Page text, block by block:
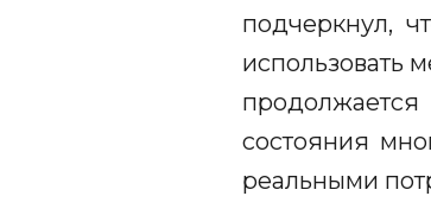
подчеркнул,
использовать
состояния
реальными